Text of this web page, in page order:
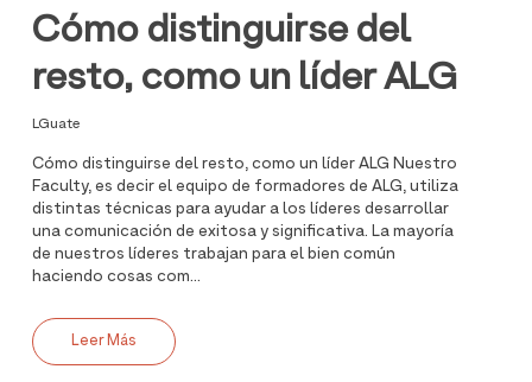
Cómo distinguirse del
resto, como un líder ALG
LGuate
Cómo distinguirse del resto, como un líder ALG Nuestro
Faculty, es decir el equipo de formadores de ALG, utiliza
distintas técnicas para ayudar a los líderes desarrollar
una comunicación de exitosa y significativa. La mayoría
de nuestros líderes trabajan para el bien común
haciendo cosas com...
Leer Más